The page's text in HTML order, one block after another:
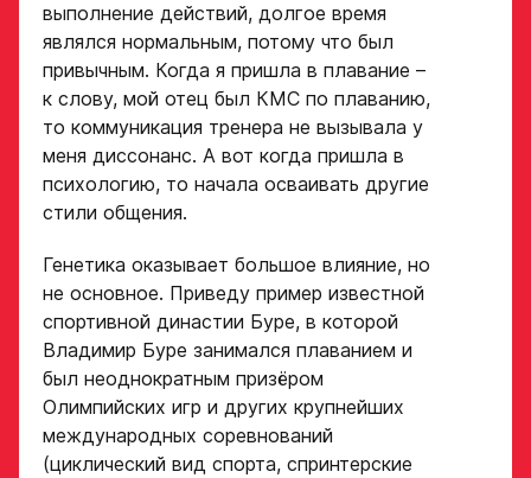
выполнение действий, долгое время
являлся нормальным, потому что был
привычным. Когда я пришла в плавание –
к слову, мой отец был КМС по плаванию,
то коммуникация тренера не вызывала у
меня диссонанс. А вот когда пришла в
психологию, то начала осваивать другие
стили общения.
Генетика оказывает большое влияние, но
не основное. Приведу пример известной
спортивной династии Буре, в которой
Владимир Буре занимался плаванием и
был неоднократным призёром
Олимпийских игр и других крупнейших
международных соревнований
(циклический вид спорта, спринтерские